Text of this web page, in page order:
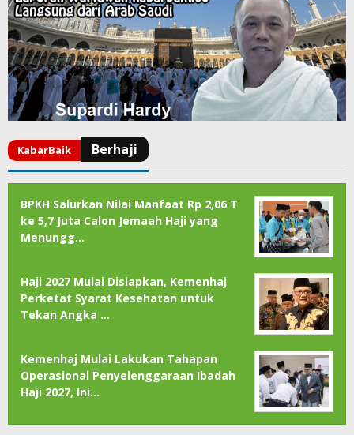
BPKH Salurkan Nilai Manfaat Rp 2,06 T
ke 5,7 Juta Calon Jemaah Haji yang
Menungg…
Haji 2027 Mulai Disiapkan, Kemenhaj
Perketat Syarat Kesehatan untuk
Tekan Angka …
Kemenhaj Mulai Lakukan Tahapan
Operasional Penyelenggaraan Ibadah
Haji 2027, Ini…